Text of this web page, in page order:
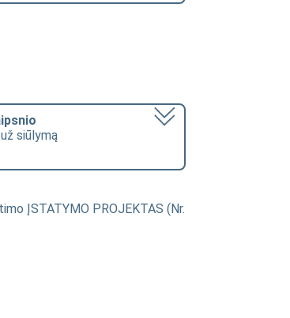
siūlymą
ĮSTATYMO PROJEKTAS (Nr.